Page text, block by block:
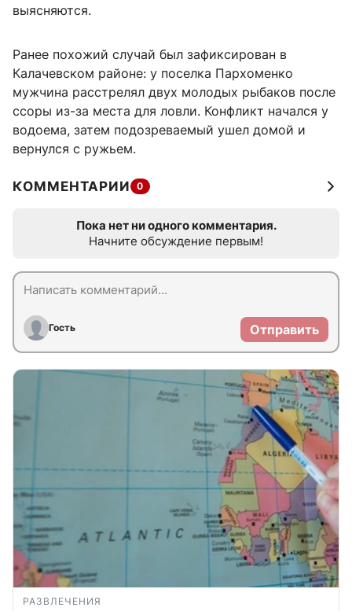
выясняются.
Ранее похожий случай был зафиксирован в
Калачевском районе: у поселка Пархоменко
мужчина расстрелял двух молодых рыбаков после
ссоры из-за места для ловли. Конфликт начался у
водоема, затем подозреваемый ушел домой и
вернулся с ружьем.
КОММЕНТАРИИ 0
Пока нет ни одного комментария.
Начните обсуждение первым!
Гость Отправить
РАЗВЛЕЧЕНИЯ